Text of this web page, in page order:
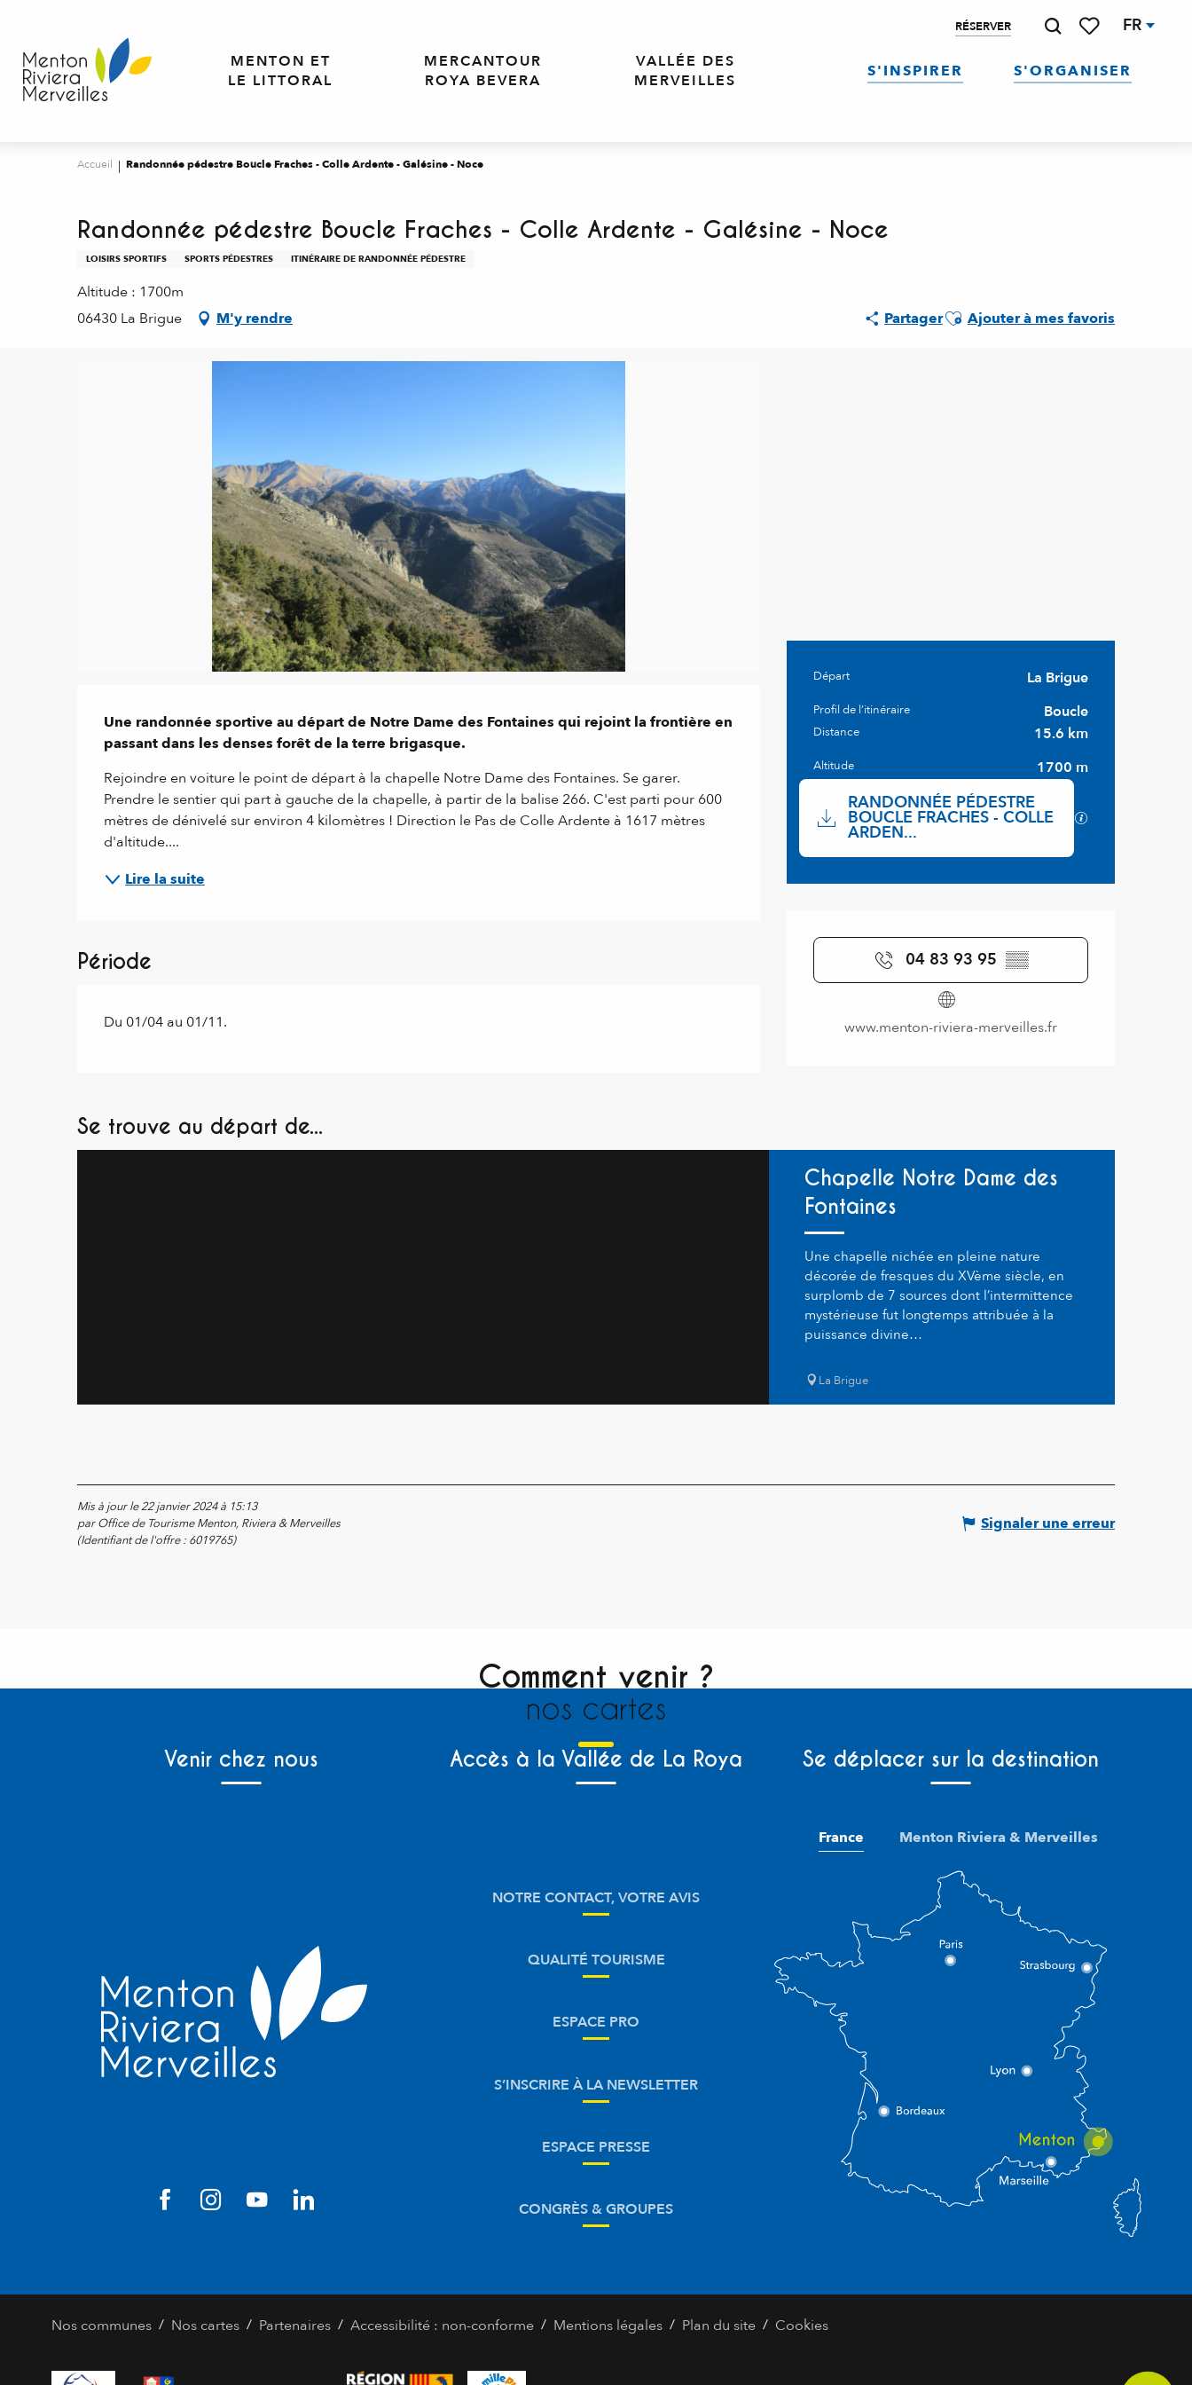
contenu
principal
RÉSERVER FR
MENTON ET
LE LITTORAL
MERCANTOUR
ROYA BEVERA
VALLÉE DES
MERVEILLES
S'INSPIRER S'ORGANISER
Accueil Randonnée pédestre Boucle Fraches - Colle Ardente - Galésine - Noce
Randonnée pédestre Boucle Fraches - Colle Ardente - Galésine - Noce
LOISIRS SPORTIFS SPORTS PÉDESTRES ITINÉRAIRE DE RANDONNÉE PÉDESTRE
Altitude : 1700m
06430 La Brigue
M'y rendre PartagerAjouter aux favoris
Ajouter à mes favoris
Informations pratiques
Départ La Brigue
Profil de l’itinéraire Boucle
Distance 15.6 km
Altitude 1700 m
Documentation
RANDONNÉE PÉDESTRE
BOUCLE FRACHES - COLLE
ARDEN...
Ouverture et coordonnées
04 83 93 95 ▒▒
www.menton-riviera-merveilles.fr
Description
Une randonnée sportive au départ de Notre Dame des Fontaines qui rejoint la frontière en
passant dans les denses forêt de la terre brigasque.
Rejoindre en voiture le point de départ à la chapelle Notre Dame des Fontaines. Se garer.
Prendre le sentier qui part à gauche de la chapelle, à partir de la balise 266. C'est parti pour 600
mètres de dénivelé sur environ 4 kilomètres ! Direction le Pas de Colle Ardente à 1617 mètres
d'altitude....
Lire la suite
Période
Du 01/04 au 01/11.
Se trouve au départ de...
Chapelle Notre Dame des
Fontaines
Une chapelle nichée en pleine nature
décorée de fresques du XVème siècle, en
surplomb de 7 sources dont l’intermittence
mystérieuse fut longtemps attribuée à la
puissance divine…
La Brigue
Mis à jour le 22 janvier 2024 à 15:13
par Office de Tourisme Menton, Riviera & Merveilles
(Identifiant de l'offre : 6019765)
Signaler une erreur
Comment venir ?
nos cartes
Venir chez nous Accès à la Vallée de La Roya Se déplacer sur la destination
NOTRE CONTACT, VOTRE AVIS
QUALITÉ TOURISME
ESPACE PRO
S’INSCRIRE À LA NEWSLETTER
ESPACE PRESSE
CONGRÈS & GROUPES
France Menton Riviera & Merveilles
Nos communes / Nos cartes / Partenaires / Accessibilité : non-conforme / Mentions légales / Plan du site / Cookies